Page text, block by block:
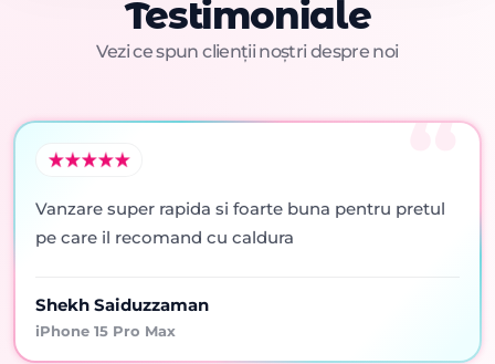
Testimoniale
Vezi ce spun clienții noștri despre noi
Vanzare super rapida si foarte buna pentru pretul
pe care il recomand cu caldura
Shekh Saiduzzaman
iPhone 15 Pro Max